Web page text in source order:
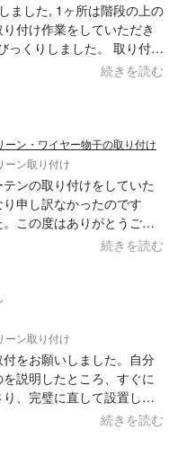
ました, 1ヶ所は階段の上の
付け作業をしていただき
っくりしました。 取り付け
おり、プロに頼んで良かっ
続きを読む
ン・ワイヤー物干の取り付け
ーン取り付け
ンの取り付けをしていた
申し訳なかったのです
この度はありがとうござ
続きを読む
ーン取り付け
をお願いしました。自分
説明したところ、すぐに
、完璧に直して設置して
も話やすく、仕事も丁寧で
続きを読む